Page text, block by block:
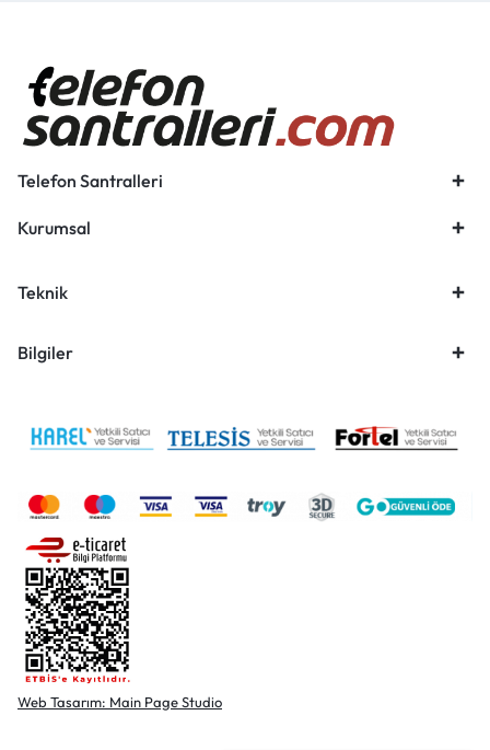
Telefon Santralleri
Kurumsal
Teknik
Bilgiler
Web Tasarım: Main Page Studio